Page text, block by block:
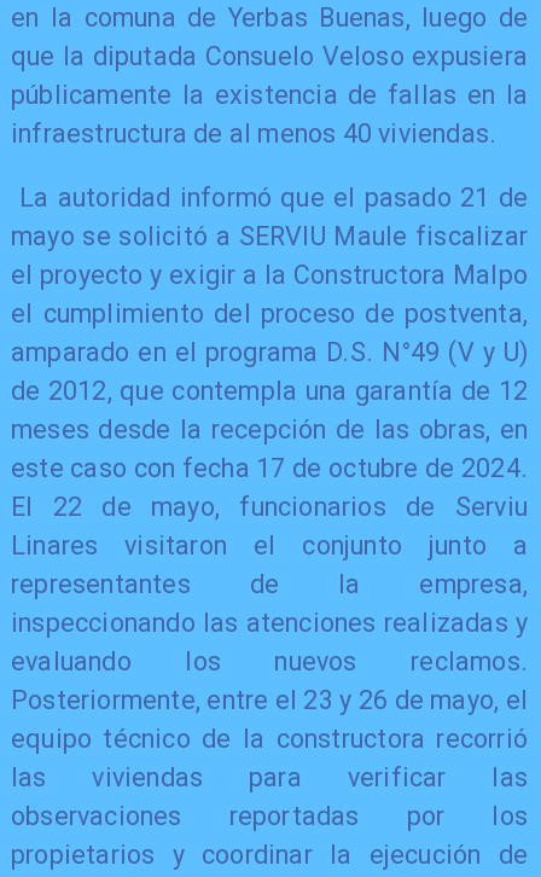
​en la comuna de Yerbas Buenas, luego de
que la diputada Consuelo Veloso expusiera
públicamente la existencia de fallas en la
infraestructura de al menos 40 viviendas.
La autoridad informó que el pasado 21 de
mayo se solicitó a SERVIU Maule fiscalizar
el proyecto y exigir a la Constructora Malpo
el cumplimiento del proceso de postventa,
amparado en el programa D.S. N°49 (V y U)
de 2012, que contempla una garantía de 12
meses desde la recepción de las obras, en
este caso con fecha 17 de octubre de 2024.
El 22 de mayo, funcionarios de Serviu
Linares visitaron el conjunto junto a
representantes de la empresa,
inspeccionando las atenciones realizadas y
evaluando los nuevos reclamos.
Posteriormente, entre el 23 y 26 de mayo, el
equipo técnico de la constructora recorrió
las viviendas para verificar las
observaciones reportadas por los
propietarios y coordinar la ejecución de